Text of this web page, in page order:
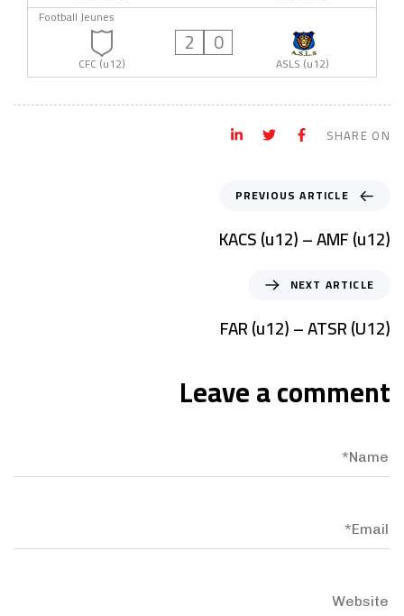
Football Jeunes
CFC (u12)
2 0
ASLS (u12)
SHARE ON
PREVIOUS ARTICLE
KACS (u12) – AMF (u12)
NEXT ARTICLE
FAR (u12) – ATSR (U12)
Leave a comment